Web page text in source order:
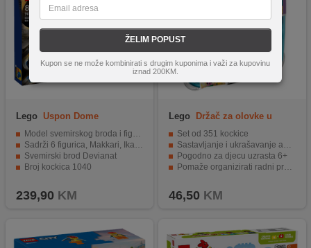
ŽELIM POPUST
Kupon se ne može kombinirati s drugim kuponima i važi za kupovinu
iznad 200KM.
Lego Uspon Dome
Model svemirskog broda i figurice superjunaka iz filma The Eternals
Sadrži 6 figurica, Makkari, Ikarisa, Thenu, Sersi, Druiga i Phastosa
Svemirski brod Devianat
Broj kockica 1040
239,90 KM
Lego
Držač za olovke u
Set od 351 kockice
Sastavljanje i ukrašavanje ananasa i kutija
Pogodno za djecu uzrasta 6+
Pomaže organizirati radni prostor
46,50 KM